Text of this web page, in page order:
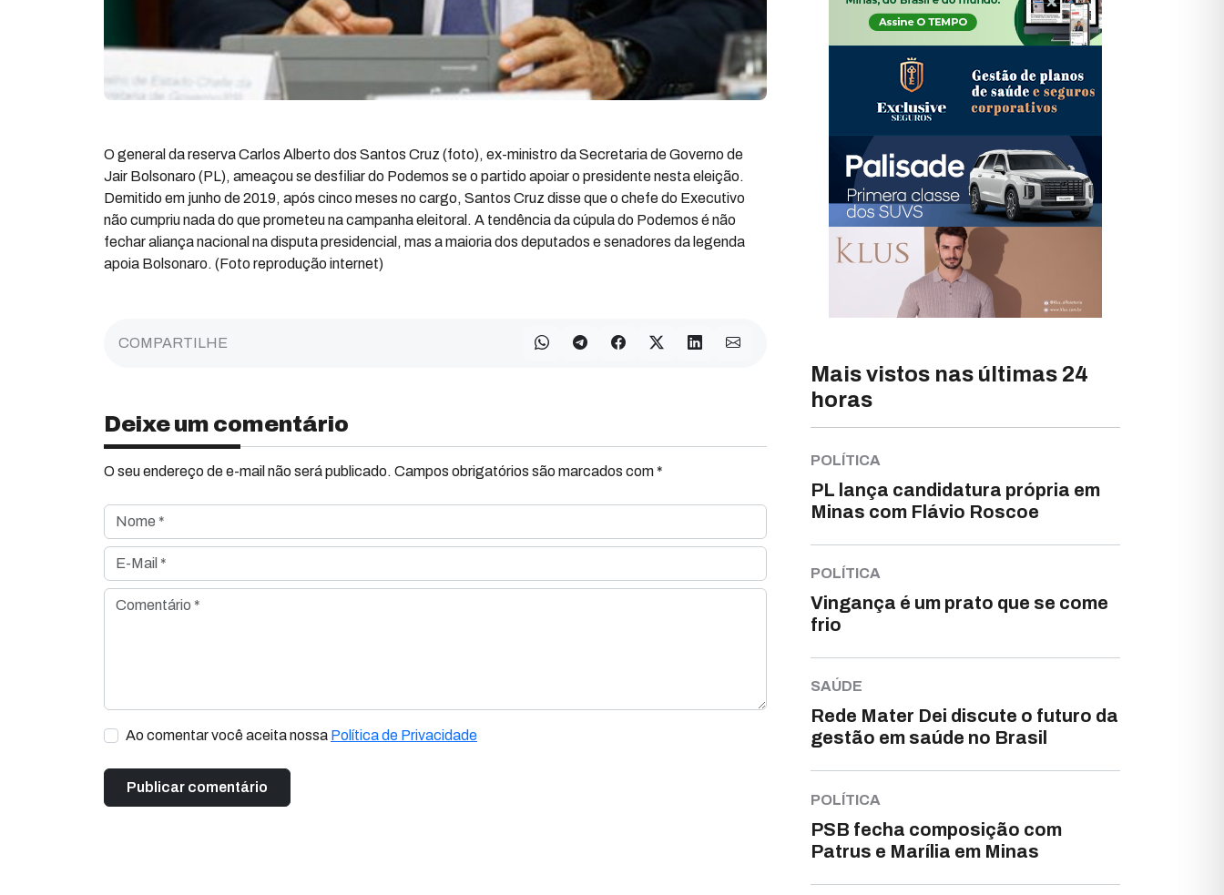
O general da reserva Carlos Alberto dos Santos Cruz (foto), ex-ministro da Secretaria de Governo de
Jair Bolsonaro (PL), ameaçou se desfiliar do Podemos se o partido apoiar o presidente nesta eleição.
Demitido em junho de 2019, após cinco meses no cargo, Santos Cruz disse que o chefe do Executivo
não cumpriu nada do que prometeu na campanha eleitoral. A tendência da cúpula do Podemos é não
fechar aliança nacional na disputa presidencial, mas a maioria dos deputados e senadores da legenda
apoia Bolsonaro. (Foto reprodução internet)
COMPARTILHE
Deixe um comentário
O seu endereço de e-mail não será publicado. Campos obrigatórios são marcados com *
Nome *
E-Mail *
Comentário *
Ao comentar você aceita nossa Política de Privacidade
Mais vistos nas últimas 24
horas
POLÍTICA
PL lança candidatura própria em
Minas com Flávio Roscoe
POLÍTICA
Vingança é um prato que se come
frio
SAÚDE
Rede Mater Dei discute o futuro da
gestão em saúde no Brasil
POLÍTICA
PSB fecha composição com
Patrus e Marília em Minas